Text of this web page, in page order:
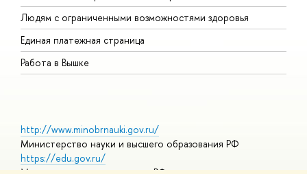
Людям с ограниченными возможностями здоровья
Единая платежная страница
Работа в Вышке
http://www.minobrnauki.gov.ru/
Министерство науки и высшего образования РФ
https://edu.gov.ru/